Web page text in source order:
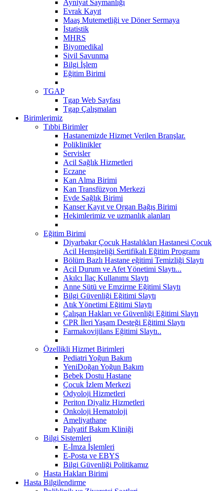
Ayniyat Saymanlığı
Evrak Kayıt
Maaş Mutemetliği ve Döner Sermaya
İstatistik
MHRS
Biyomedikal
Sivil Savunma
Bilgi İşlem
Eğitim Birimi
TGAP
Tgap Web Sayfası
Tgap Çalışmaları
Birimlerimiz
Tıbbi Birimler
Hastanemizde Hizmet Verilen Branşlar.
Poliklinikler
Servisler
Acil Sağlık Hizmetleri
Eczane
Kan Alma Birimi
Kan Transfüzyon Merkezi
Evde Sağlık Birimi
Kanser Kayıt ve Organ Bağış Birimi
Hekimlerimiz ve uzmanlık alanları
Eğitim Birimi
Diyarbakır Çocuk Hastalıkları Hastanesi Çocuk
Acil Hemşireliği Sertifikalı Eğitim Programı
Bölüm Bazlı Hastane eğitimi Temizliği Slaytı
Acil Durum ve Afet Yönetimi Slaytı...
Akılcı İlaç Kullanımı Slaytı
Anne Sütü ve Emzirme Eğitimi Slaytı
Bilgi Güvenliği Eğitimi Slaytı
Atık Yönetimi Eğitimi Slaytı
Çalışan Hakları ve Güvenliği Eğitimi Slaytı
CPR İleri Yaşam Desteği Eğitimi Slaytı
Farmakovijilans Eğitimi Slaytı..
Özellikli Hizmet Birimleri
Pediatri Yoğun Bakım
YeniDoğan Yoğun Bakım
Bebek Dostu Hastane
Çocuk İzlem Merkezi
Odyoloji Hizmetleri
Periton Diyaliz Hizmetleri
Onkoloji Hematoloji
Ameliyathane
Palyatif Bakım Kliniği
Bilgi Sistemleri
E-İmza İşlemleri
E-Posta ve EBYS
Bilgi Güvenliği Politikamız
Hasta Hakları Birimi
Hasta Bilgilendirme